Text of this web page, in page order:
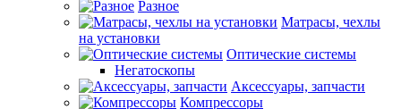
Разное
Матрасы, чехлы
на установки
Оптические системы
Негатоскопы
Аксессуары, запчасти
Компрессоры